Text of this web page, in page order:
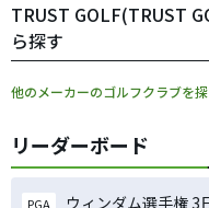
TRUST GOLF(TRUST
ら探す
他のメーカーのゴルフクラブを
リーダーボード
PGA ウィンダム選手権 3